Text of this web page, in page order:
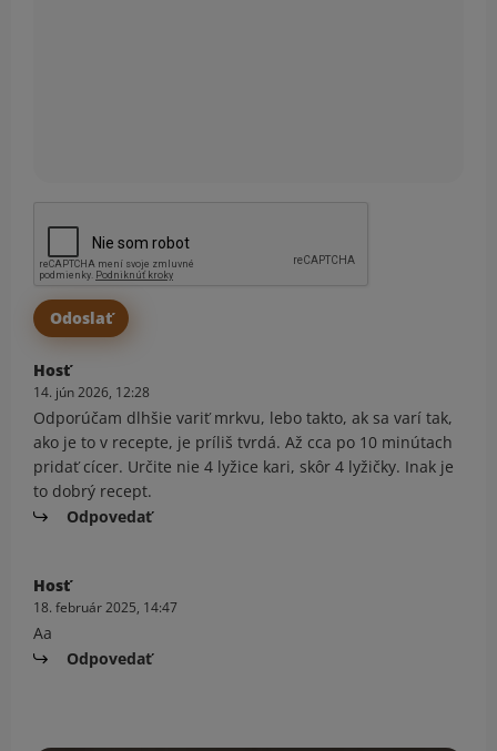
Hosť
14. jún 2026, 12:28
Odporúčam dlhšie variť mrkvu, lebo takto, ak sa varí tak,
ako je to v recepte, je príliš tvrdá. Až cca po 10 minútach
pridať cícer. Určite nie 4 lyžice kari, skôr 4 lyžičky. Inak je
to dobrý recept.
Odpovedať
Hosť
18. február 2025, 14:47
Aa
Odpovedať